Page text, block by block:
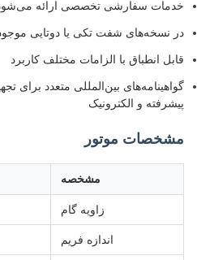
خدمات سفارشی تخصصی ارائه می‌شود
در نسخه‌های شفت تکی یا دوتایی
قابل انطباق با الزامات مختلف کاربرد
گواهینامه‌های بین‌المللی متعدد برای
پیشرفته و الکترونیک
مشخصات موتور
مشخصه
زاویه گام
اندازه فریم